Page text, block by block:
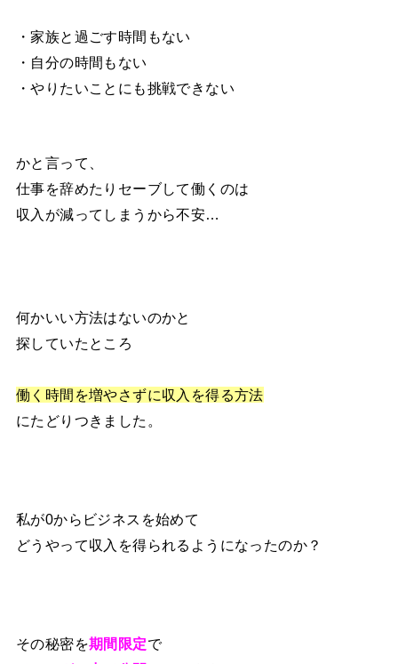
・家族と過ごす時間もない
・自分の時間もない
・やりたいことにも挑戦できない
かと言って、
仕事を辞めたりセーブして働くのは
収入が減ってしまうから不安…
何かいい方法はないのかと
探していたところ
働く時間を増やさずに収入を得る方法
にたどりつきました。
私が0からビジネスを始めて
どうやって収入を得られるようになったのか？
その秘密を期間限定で